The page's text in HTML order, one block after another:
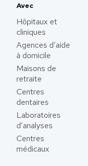
Avec
Hôpitaux et
cliniques
Agences d’aide
à domicile
Maisons de
retraite
Centres
dentaires
Laboratoires
d’analyses
Centres
médicaux